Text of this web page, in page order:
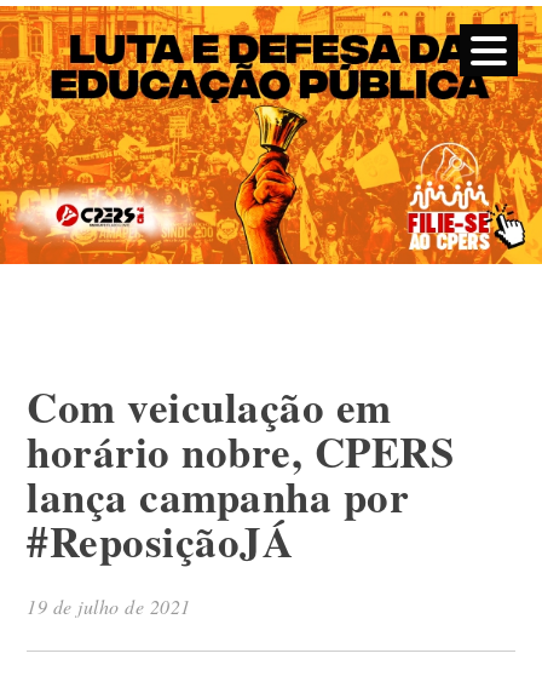
CPERS – Sindicato
CPERS – Sindicato dos Professores e Funcionários de escola
do Estado do Rio Grande do Sul
Com veiculação em
horário nobre, CPERS
lança campanha por
#ReposiçãoJÁ
19 de julho de 2021